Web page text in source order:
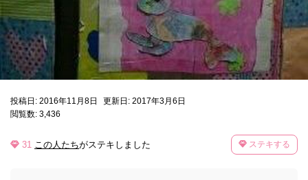
投稿日: 2016年11月8日
更新日: 2017年3月6日
閲覧数: 3,436
31 この人たちがステキしました ステキする